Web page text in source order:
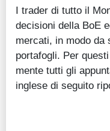
I trader di tutto il
decisioni della BoE
mercati, in modo da
portafogli. Per
mente tutti gli
inglese di seguito